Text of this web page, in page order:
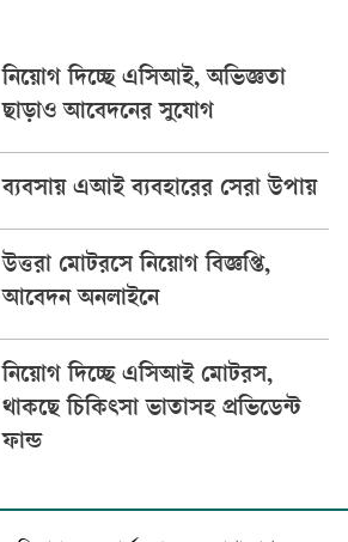
নিয়োগ দিচ্ছে এসিআই, অভিজ্ঞতা
ছাড়াও আবেদনের সুযোগ
ব্যবসায় এআই ব্যবহারের সেরা উপায়
উত্তরা মোটরসে নিয়োগ বিজ্ঞপ্তি,
আবেদন অনলাইনে
নিয়োগ দিচ্ছে এসিআই মোটরস,
থাকছে চিকিৎসা ভাতাসহ প্রভিডেন্ট
ফান্ড